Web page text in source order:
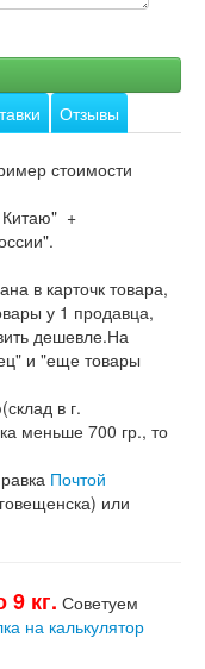
Отзывы
стоимости
Китаю" +
в карточк товара,
у 1 продавца,
дешевле.На
и "еще товары
в г.
меньше 700 гр., то
Почтой
или
9 кг. Советуем
на калькулятор